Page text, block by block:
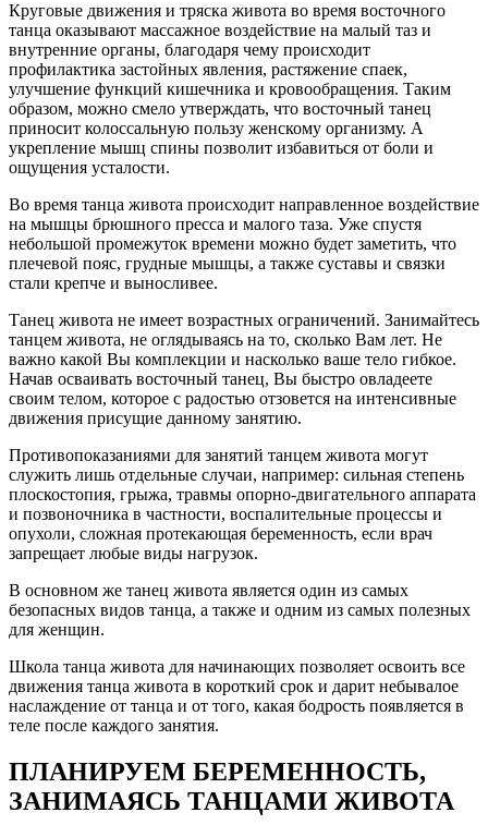
Круговые движения и тряска живота во время восточного
танца оказывают массажное воздействие на малый таз и
внутренние органы, благодаря чему происходит
профилактика застойных явления, растяжение спаек,
улучшение функций кишечника и кровообращения. Таким
образом, можно смело утверждать, что восточный танец
приносит колоссальную пользу женскому организму. А
укрепление мышц спины позволит избавиться от боли и
ощущения усталости.
Во время танца живота происходит направленное воздействие
на мышцы брюшного пресса и малого таза. Уже спустя
небольшой промежуток времени можно будет заметить, что
плечевой пояс, грудные мышцы, а также суставы и связки
стали крепче и выносливее.
Танец живота не имеет возрастных ограничений. Занимайтесь
танцем живота, не оглядываясь на то, сколько Вам лет. Не
важно какой Вы комплекции и насколько ваше тело гибкое.
Начав осваивать восточный танец, Вы быстро овладеете
своим телом, которое с радостью отзовется на интенсивные
движения присущие данному занятию.
Противопоказаниями для занятий танцем живота могут
служить лишь отдельные случаи, например: сильная степень
плоскостопия, грыжа, травмы опорно-двигательного аппарата
и позвоночника в частности, воспалительные процессы и
опухоли, сложная протекающая беременность, если врач
запрещает любые виды нагрузок.
В основном же танец живота является один из самых
безопасных видов танца, а также и одним из самых полезных
для женщин.
Школа танца живота для начинающих позволяет освоить все
движения танца живота в короткий срок и дарит небывалое
наслаждение от танца и от того, какая бодрость появляется в
теле после каждого занятия.
ПЛАНИРУЕМ БЕРЕМЕННОСТЬ,
ЗАНИМАЯСЬ ТАНЦАМИ ЖИВОТА